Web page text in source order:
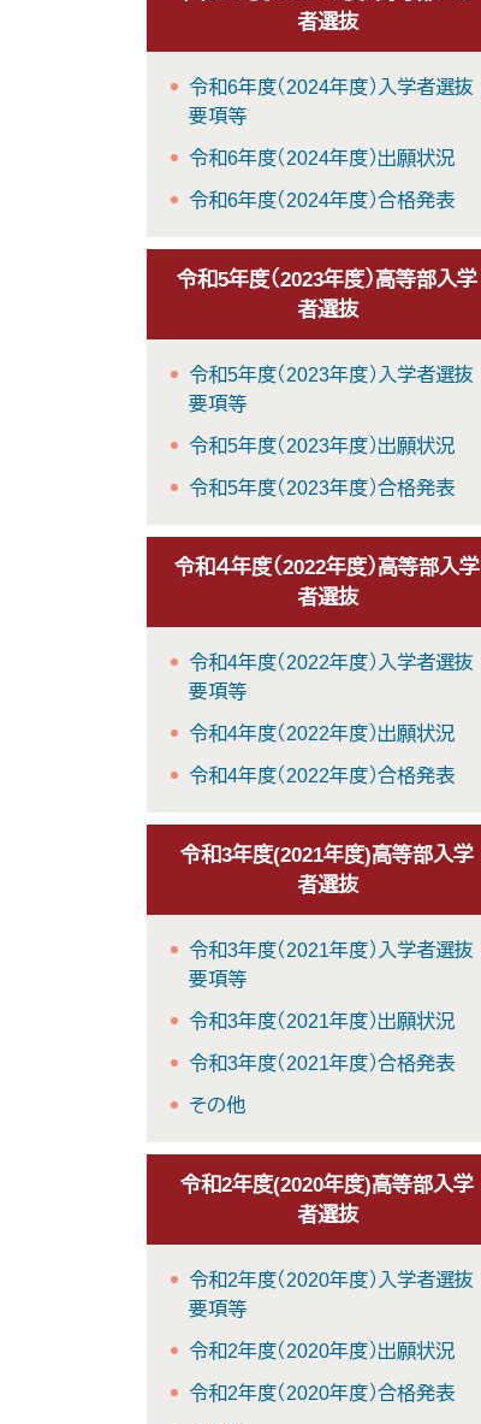
者選抜
令和6年度（2024年度）入学者選抜
要項等
令和6年度（2024年度）出願状況
令和6年度（2024年度）合格発表
令和5年度（2023年度）高等部入学
者選抜
令和5年度（2023年度）入学者選抜
要項等
令和5年度（2023年度）出願状況
令和5年度（2023年度）合格発表
令和４年度（2022年度）高等部入学
者選抜
令和4年度（2022年度）入学者選抜
要項等
令和4年度（2022年度）出願状況
令和4年度（2022年度）合格発表
令和3年度(2021年度)高等部入学
者選抜
令和3年度（2021年度）入学者選抜
要項等
令和3年度（2021年度）出願状況
令和3年度（2021年度）合格発表
その他
令和2年度(2020年度)高等部入学
者選抜
令和2年度（2020年度）入学者選抜
要項等
令和2年度（2020年度）出願状況
令和2年度（2020年度）合格発表